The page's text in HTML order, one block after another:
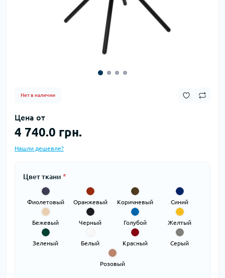
Нет в наличии
Цена от
4 740.0 грн.
Нашли дешевле?
Цвет ткани *
Фиолетовый Оранжевый Коричневый Синий
Бежевый Черный Голубой Желтый
Зеленый Белый Красный Серый
Розовый